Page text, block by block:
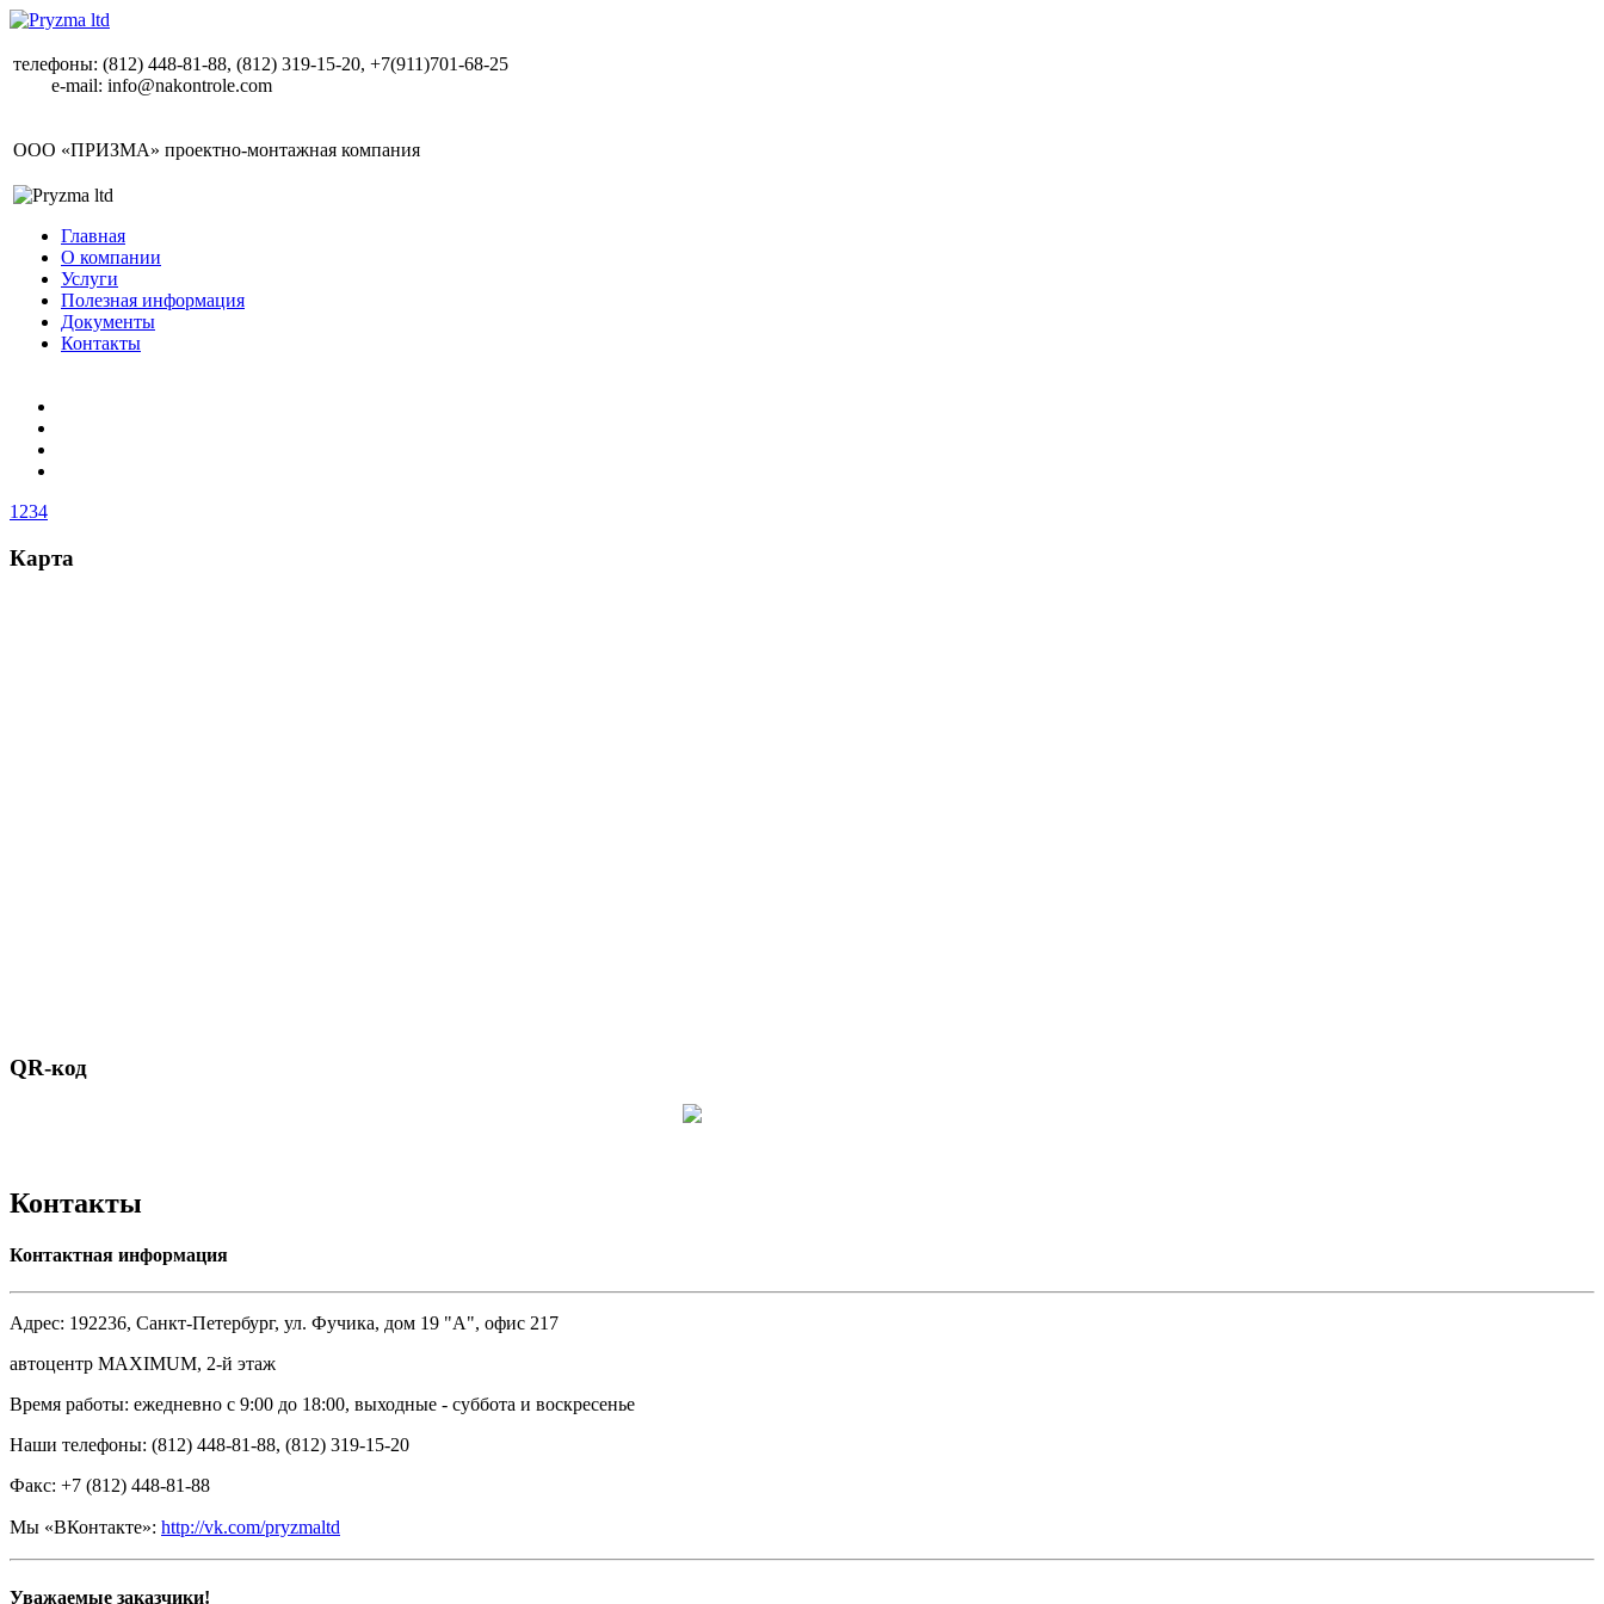
телефоны: (812) 448-81-88, (812) 319-15-20, +7(911)701-68-25
e-mail: info@nakontrole.com
ООО «ПРИЗМА» проектно-монтажная компания
Главная
О компании
Услуги
Полезная информация
Документы
Контакты
1 234
Карта
QR-код
Контакты
Контактная информация
Адрес: 192236, Санкт-Петербург, ул. Фучика, дом 19 "А", офис 217
автоцентр MAXIMUM, 2-й этаж
Время работы: ежедневно с 9:00 до 18:00, выходные - суббота и воскресенье
Наши телефоны: (812) 448-81-88, (812) 319-15-20
Факс: +7 (812) 448-81-88
Мы «ВКонтакте»: http://vk.com/pryzmaltd
Уважаемые заказчики!